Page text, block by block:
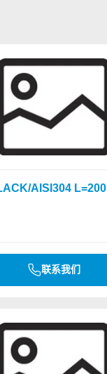
AISI304 L=200
联系我们